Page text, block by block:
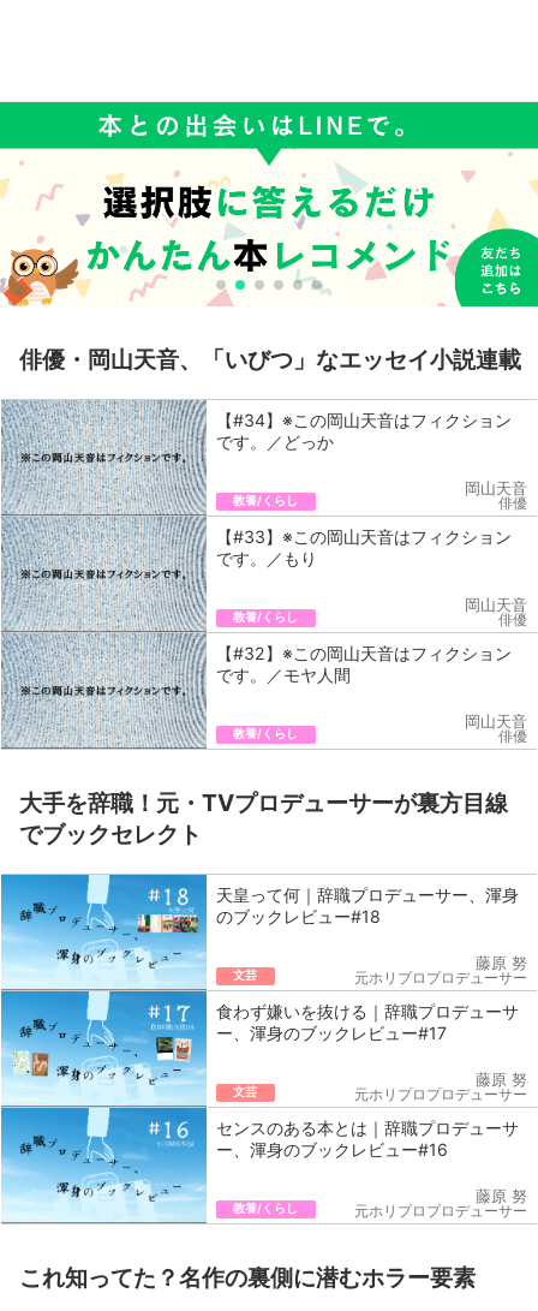
俳優・岡山天音、「いびつ」なエッセイ小説連載
【#34】※この岡山天音はフィクション
です。／どっか
教養/くらし
岡山天音
俳優
【#33】※この岡山天音はフィクション
です。／もり
教養/くらし
岡山天音
俳優
【#32】※この岡山天音はフィクション
です。／モヤ人間
教養/くらし
岡山天音
俳優
大手を辞職！元・TVプロデューサーが裏方目線
でブックセレクト
天皇って何｜辞職プロデューサー、渾身
のブックレビュー#18
文芸
藤原 努
元ホリプロプロデューサー
食わず嫌いを抜ける｜辞職プロデューサ
ー、渾身のブックレビュー#17
文芸
藤原 努
元ホリプロプロデューサー
センスのある本とは｜辞職プロデューサ
ー、渾身のブックレビュー#16
教養/くらし
藤原 努
元ホリプロプロデューサー
これ知ってた？名作の裏側に潜むホラー要素